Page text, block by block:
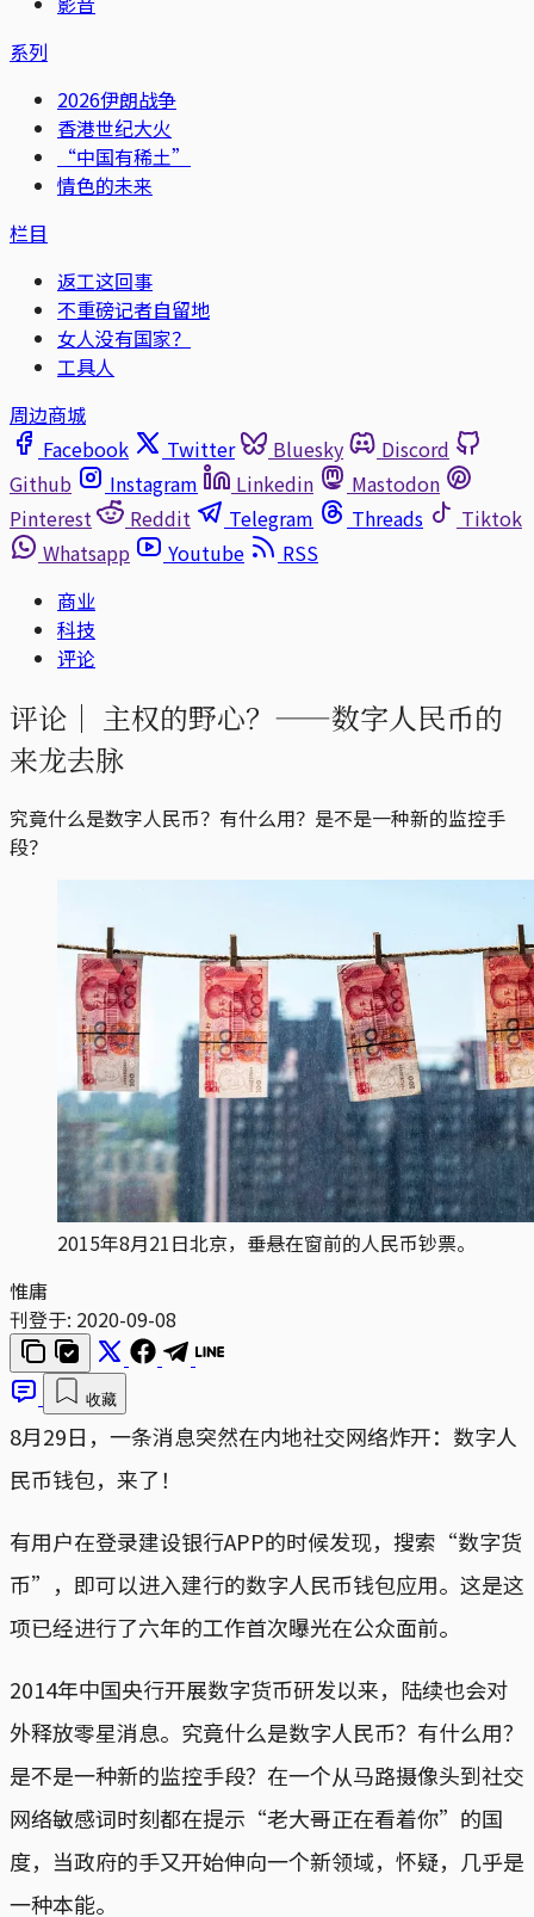
系列
2026伊朗战争
香港世纪大火
“中国有稀土”
情色的未来
栏目
返工这回事
不重磅记者自留地
女人没有国家？
工具人
周边商城
Facebook
Twitter Bluesky
Discord
Github
Instagram Linkedin
Mastodon
Pinterest
Reddit Telegram Threads
Tiktok
Whatsapp
Youtube
RSS
商业
科技
评论
评论｜ 主权的野心？——数字人民币的
来龙去脉
究竟什么是数字人民币？有什么用？是不是一种新的监控手
段？
2015年8月21日北京，垂悬在窗前的人民币钞票。
惟庸
刊登于: 2020-09-08
收藏
8月29日，一条消息突然在内地社交网络炸开：数字人
民币钱包，来了！
有用户在登录建设银行APP的时候发现，搜索“数字货
币”，即可以进入建行的数字人民币钱包应用。这是这
项已经进行了六年的工作首次曝光在公众面前。
2014年中国央行开展数字货币研发以来，陆续也会对
外释放零星消息。究竟什么是数字人民币？有什么用？
是不是一种新的监控手段？在一个从马路摄像头到社交
网络敏感词时刻都在提示“老大哥正在看着你”的国
度，当政府的手又开始伸向一个新领域，怀疑，几乎是
一种本能。